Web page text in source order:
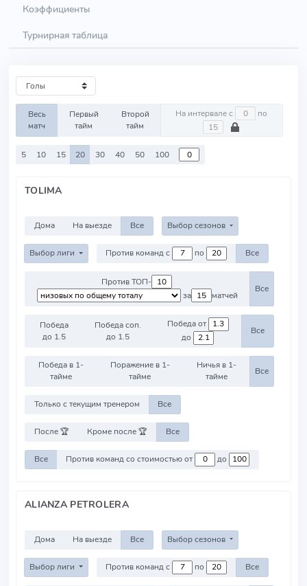
Коэффициенты
Турнирная таблица
Весь
матч
Первый
тайм
Второй
тайм
На интервале с по
5 10 15 20 30 40 50 100
TOLIMA
Дома На выезде Все Выбор сезонов
Выбор лиги Против команд с по Все
Против ТОП-
за
матчей
Все
Победа
до 1.5
Победа соп.
до 1.5
Победа от
до
Все
Победа в 1-
тайме
Поражение в 1-
тайме
Ничья в 1-
тайме
Все
Только с текущим тренером Все
После 🏆 Кроме после 🏆 Все
Все Против команд со стоимостью от до
ALIANZA PETROLERA
Дома На выезде Все Выбор сезонов
Выбор лиги Против команд с по Все